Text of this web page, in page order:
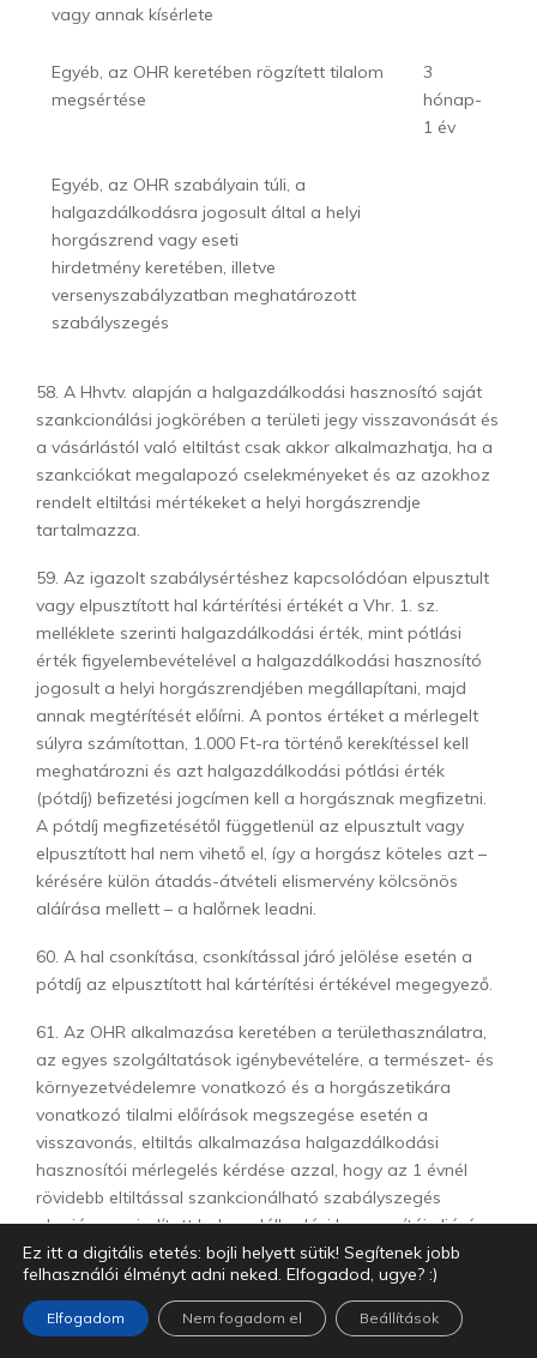
vagy annak kísérlete
Egyéb, az OHR keretében rögzített tilalom
megsértése
3
hónap-
1 év
Egyéb, az OHR szabályain túli, a
halgazdálkodásra jogosult által a helyi
horgászrend vagy eseti
hirdetmény keretében, illetve
versenyszabályzatban meghatározott
szabályszegés
58. A Hhvtv. alapján a halgazdálkodási hasznosító saját
szankcionálási jogkörében a területi jegy visszavonását és
a vásárlástól való eltiltást csak akkor alkalmazhatja, ha a
szankciókat megalapozó cselekményeket és az azokhoz
rendelt eltiltási mértékeket a helyi horgászrendje
tartalmazza.
59. Az igazolt szabálysértéshez kapcsolódóan elpusztult
vagy elpusztított hal kártérítési értékét a Vhr. 1. sz.
melléklete szerinti halgazdálkodási érték, mint pótlási
érték figyelembevételével a halgazdálkodási hasznosító
jogosult a helyi horgászrendjében megállapítani, majd
annak megtérítését előírni. A pontos értéket a mérlegelt
súlyra számítottan, 1.000 Ft-ra történő kerekítéssel kell
meghatározni és azt halgazdálkodási pótlási érték
(pótdíj) befizetési jogcímen kell a horgásznak megfizetni.
A pótdíj megfizetésétől függetlenül az elpusztult vagy
elpusztított hal nem vihető el, így a horgász köteles azt –
kérésére külön átadás-átvételi elismervény kölcsönös
aláírása mellett – a halőrnek leadni.
60. A hal csonkítása, csonkítással járó jelölése esetén a
pótdíj az elpusztított hal kártérítési értékével megegyező.
61. Az OHR alkalmazása keretében a területhasználatra,
az egyes szolgáltatások igénybevételére, a természet- és
környezetvédelemre vonatkozó és a horgászetikára
vonatkozó tilalmi előírások megszegése esetén a
visszavonás, eltiltás alkalmazása halgazdálkodási
hasznosítói mérlegelés kérdése azzal, hogy az 1 évnél
rövidebb eltiltással szankcionálható szabályszegés
alapján megindított halgazdálkodási hasznosítói eljárás
indokolt esetben nem helyettesíti szakhatósági eljárás
vagy feljelentés kezdeményezését.
62. A halgazdálkodási hasznosítói eljárásoknál a döntésre
Ez itt a digitális etetés: bojli helyett sütik! Segítenek jobb
felhasználói élményt adni neked. Elfogadod, ugye? :)
Elfogadom Nem fogadom el Beállítások